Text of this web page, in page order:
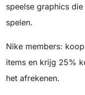
speelse graphics
spelen.
Nike members:
items en krijg 25%
het afrekenen.